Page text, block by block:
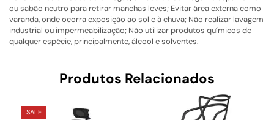
ou sabão neutro para retirar manchas leves; Evitar área externa como
varanda, onde ocorra exposição ao sol e à chuva; Não realizar lavagem
industrial ou impermeabilização; Não utilizar produtos químicos de
qualquer espécie, principalmente, álcool e solventes.
Produtos Relacionados
SALE